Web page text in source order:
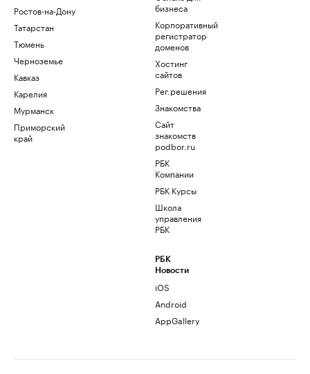
Ростов-на-Дону
Татарстан
Тюмень
Черноземье
Кавказ
Карелия
Мурманск
Приморский
край
бизнеса
Корпоративный
регистратор
доменов
Хостинг
сайтов
Рег.решения
Знакомства
Сайт
знакомств
podbor.ru
РБК
Компании
РБК Курсы
Школа
управления
РБК
РБК
Новости
iOS
Android
AppGallery